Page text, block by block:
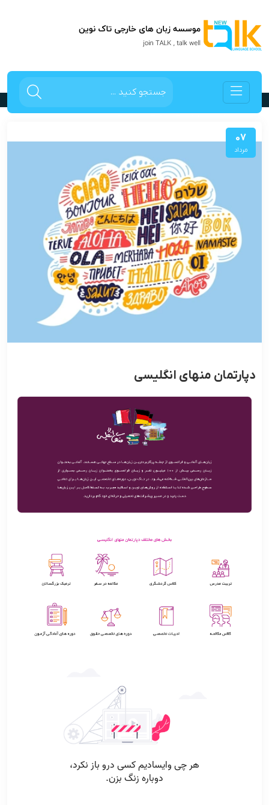
دپارتمان منهای انگلیسی
صفحه اصلی دپارتمان منهای انگلیسی
07
مرداد
دپارتمان منهای انگلیسی